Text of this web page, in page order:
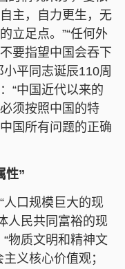
主，自力更生，无
立足点。”“任何外
要指望中国会吞下
平同志诞辰110周
“中国近代以来的
须按照中国的特
国所有问题的正确
性”
口规模巨大的现
人民共同富裕的现
物质文明和精神文
义核心价值观；